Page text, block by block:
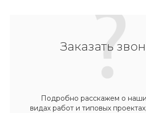
Заказать
Подробно расскажем о
видах работ и типовых